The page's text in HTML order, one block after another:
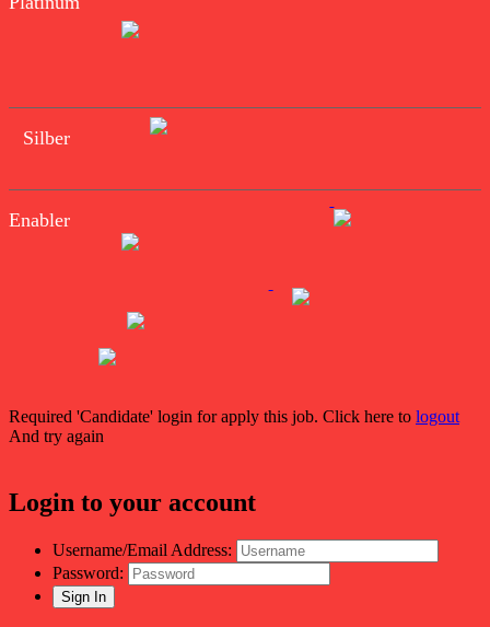
Silber
Enabler
Required 'Candidate' login for apply this job. Click here to logout
And try again
Login to your account
Username/Email Address:
Password: